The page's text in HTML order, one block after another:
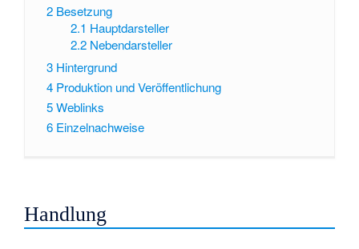
2 Besetzung
2.1 Hauptdarsteller
2.2 Nebendarsteller
3 Hintergrund
4 Produktion und Veröffentlichung
5Weblinks
6 Einzelnachweise
Handlung